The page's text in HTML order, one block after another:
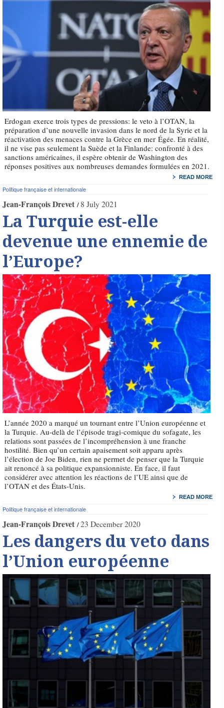
Erdogan exerce trois types de pressions: le veto à l’OTAN, la
préparation d’une nouvelle invasion dans le nord de la Syrie et la
réactivation des menaces contre la Grèce en mer Égée. En réalité,
il ne vise pas seulement la Suède et la Finlande: confronté à des
sanctions américaines, il espère obtenir de Washington des
réponses positives aux nombreuses demandes formulées en 2021.
READ MORE
Politique française et internationale
Jean-François Drevet 8 July 2021
La Turquie est-elle
devenue une ennemie de
l’Europe?
L’année 2020 a marqué un tournant entre l’Union européenne et
la Turquie. Au-delà de l’épisode tragi-comique du sofagate, les
relations sont passées de l’incompréhension à une franche
hostilité. Bien qu’un certain apaisement soit apparu après
l’élection de Joe Biden, rien ne permet de penser que la Turquie
ait renoncé à sa politique expansionniste. En face, il faut
considérer avec attention les réactions de l’UE ainsi que de
l’OTAN et des États-Unis.
READ MORE
Politique française et internationale
Jean-François Drevet 23 December 2020
Les dangers du veto dans
l’Union européenne